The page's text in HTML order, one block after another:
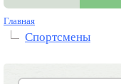
Главная
Спортсмены